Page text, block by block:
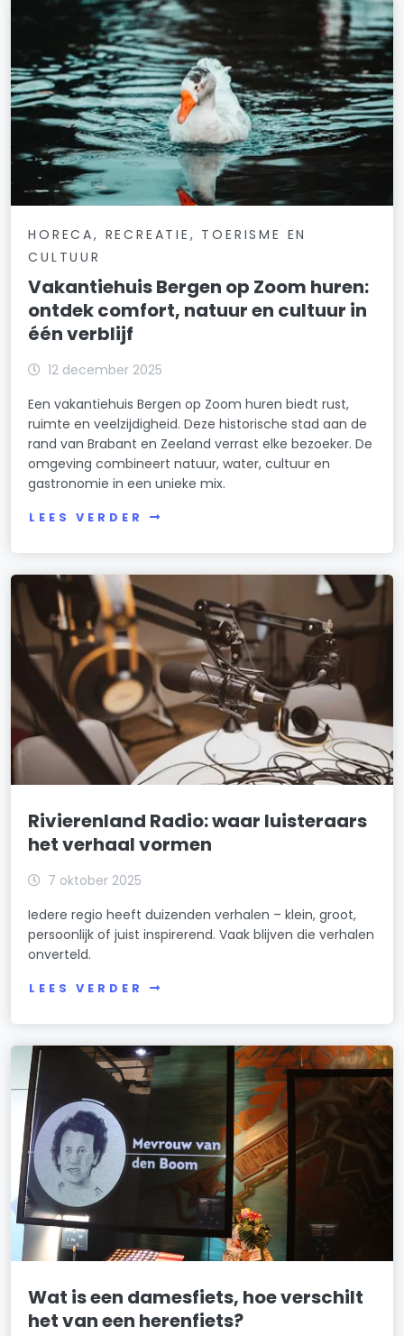
HORECA, RECREATIE, TOERISME EN
CULTUUR
Vakantiehuis Bergen op Zoom huren:
ontdek comfort, natuur en cultuur in
één verblijf
12 december 2025
Een vakantiehuis Bergen op Zoom huren biedt rust,
ruimte en veelzijdigheid. Deze historische stad aan de
rand van Brabant en Zeeland verrast elke bezoeker. De
omgeving combineert natuur, water, cultuur en
gastronomie in een unieke mix.
LEES VERDER
Rivierenland Radio: waar luisteraars
het verhaal vormen
7 oktober 2025
Iedere regio heeft duizenden verhalen – klein, groot,
persoonlijk of juist inspirerend. Vaak blijven die verhalen
onverteld.
LEES VERDER
Wat is een damesfiets, hoe verschilt
het van een herenfiets?